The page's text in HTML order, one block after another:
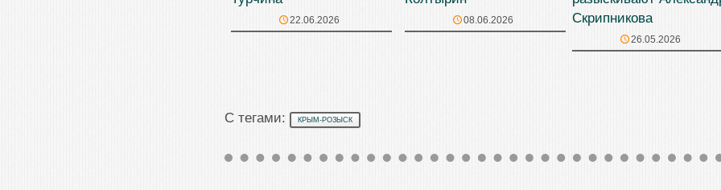
22.06.2026 08.06.2026
Скрипникова
26.05.2026
С тегами: КРЫМ-РОЗЫСК